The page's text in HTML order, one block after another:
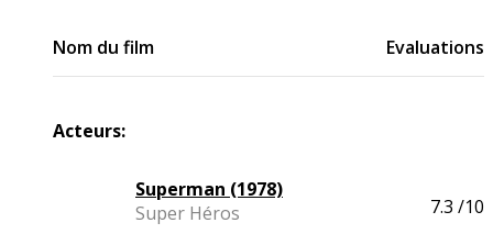
Nom du film Evaluations
Acteurs:
Superman (1978)
Super Héros
7.3 /10